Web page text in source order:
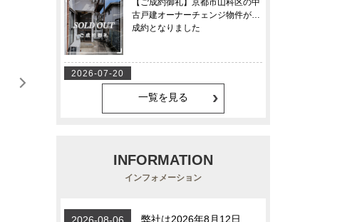
一覧を見る
INFORMATION
インフォメーション